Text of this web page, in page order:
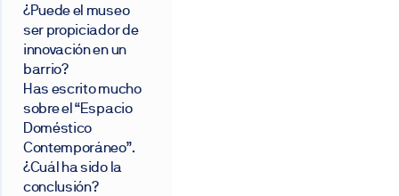
¿Puede el museo
ser propiciador de
innovación en un
barrio?
Has escrito mucho
sobre el “Espacio
Doméstico
Contemporáneo”.
¿Cuál ha sido la
conclusión?